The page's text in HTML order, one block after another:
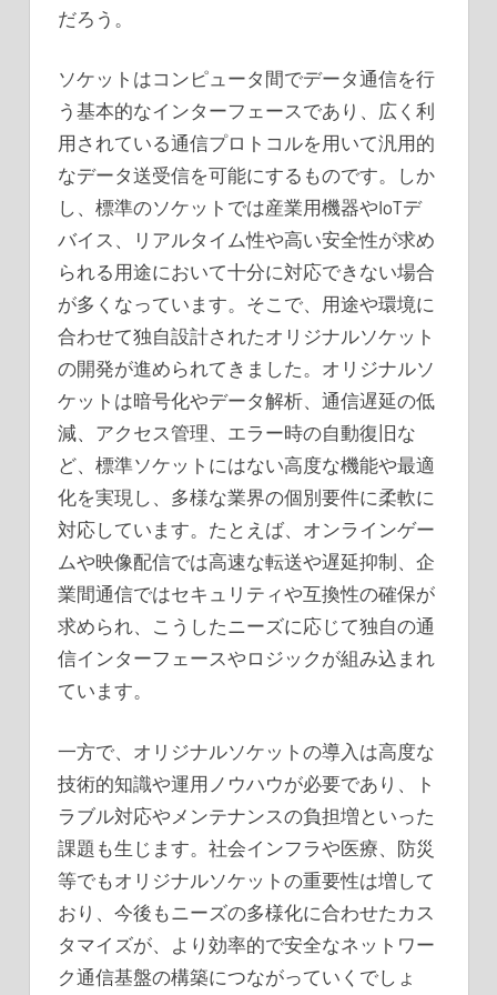
だろう。
ソケットはコンピュータ間でデータ通信を行
う基本的なインターフェースであり、広く利
用されている通信プロトコルを用いて汎用的
なデータ送受信を可能にするものです。しか
し、標準のソケットでは産業用機器やIoTデ
バイス、リアルタイム性や高い安全性が求め
られる用途において十分に対応できない場合
が多くなっています。そこで、用途や環境に
合わせて独自設計されたオリジナルソケット
の開発が進められてきました。オリジナルソ
ケットは暗号化やデータ解析、通信遅延の低
減、アクセス管理、エラー時の自動復旧な
ど、標準ソケットにはない高度な機能や最適
化を実現し、多様な業界の個別要件に柔軟に
対応しています。たとえば、オンラインゲー
ムや映像配信では高速な転送や遅延抑制、企
業間通信ではセキュリティや互換性の確保が
求められ、こうしたニーズに応じて独自の通
信インターフェースやロジックが組み込まれ
ています。
一方で、オリジナルソケットの導入は高度な
技術的知識や運用ノウハウが必要であり、ト
ラブル対応やメンテナンスの負担増といった
課題も生じます。社会インフラや医療、防災
等でもオリジナルソケットの重要性は増して
おり、今後もニーズの多様化に合わせたカス
タマイズが、より効率的で安全なネットワー
ク通信基盤の構築につながっていくでしょ